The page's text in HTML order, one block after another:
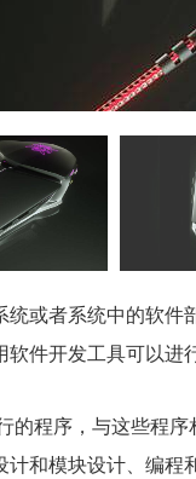
或者系统中的软
件开发工具可以进
的程序，与这些程
和模块设计、编程